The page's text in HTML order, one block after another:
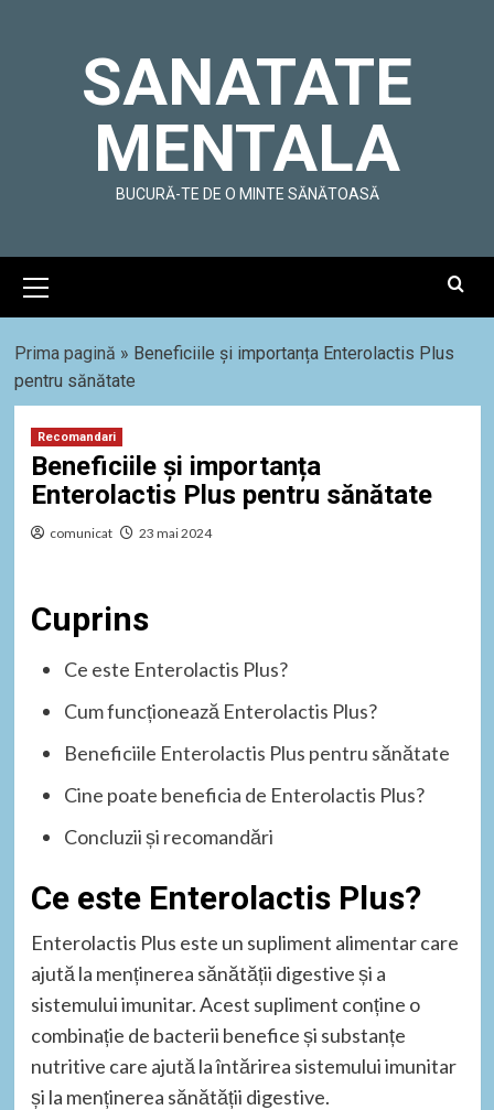
SANATATE
MENTALA
BUCURĂ-TE DE O MINTE SĂNĂTOASĂ
Menu
Prima pagină » Beneficiile și importanța Enterolactis Plus
pentru sănătate
Recomandari
Beneficiile și importanța
Enterolactis Plus pentru sănătate
comunicat 23 mai 2024
Cuprins
Ce este Enterolactis Plus?
Cum funcționează Enterolactis Plus?
Beneficiile Enterolactis Plus pentru sănătate
Cine poate beneficia de Enterolactis Plus?
Concluzii și recomandări
Ce este Enterolactis Plus?
Enterolactis Plus este un supliment alimentar care
ajută la menținerea sănătății digestive și a
sistemului imunitar. Acest supliment conține o
combinație de bacterii benefice și substanțe
nutritive care ajută la întărirea sistemului imunitar
și la menținerea sănătății digestive.